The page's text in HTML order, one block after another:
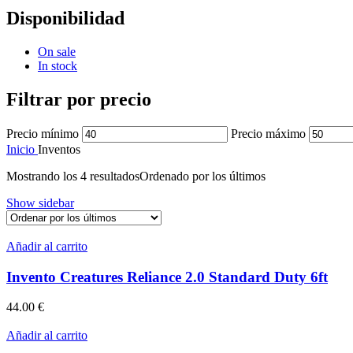
Disponibilidad
On sale
In stock
Filtrar por precio
Precio mínimo Precio máximo
Inicio Inventos
Mostrando los 4 resultadosOrdenado por los últimos
Show sidebar
Añadir al carrito
Invento Creatures Reliance 2.0 Standard Duty 6ft
44.00 €
Añadir al carrito